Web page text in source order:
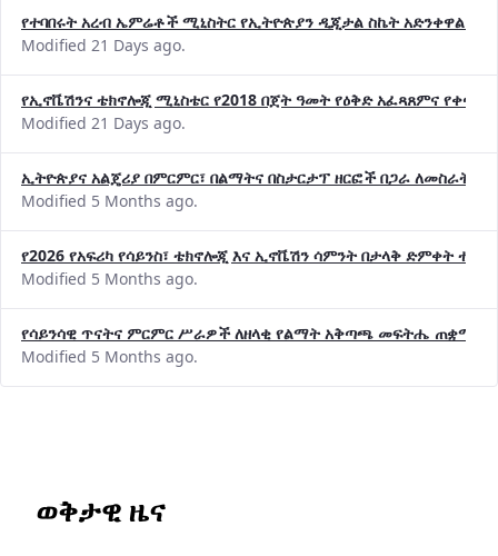
የተባበሩት አረብ ኤምሬቶች ሚኒስትር የኢትዮጵያን ዲጂታል ስኬት አድንቀዋል
Modified 21 Days ago.
የኢኖቬሽንና ቴክኖሎጂ ሚኒስቴር የ2018 በጀት ዓመት የዕቅድ አፈጻጸምና
Modified 21 Days ago.
ኢትዮጵያና አልጄሪያ በምርምር፣ በልማትና በስታርታፕ ዘርፎች በጋራ ለመስራት
Modified 5 Months ago.
የ2026 የአፍሪካ የሳይንስ፣ ቴክኖሎጂ እና ኢኖቬሽን ሳምንት በታላቅ ድምቀት
Modified 5 Months ago.
የሳይንሳዊ ጥናትና ምርምር ሥራዎች ለዘላቂ የልማት አቅጣጫ መፍትሔ ጠቋሚ
Modified 5 Months ago.
ወቅታዊ ዜና